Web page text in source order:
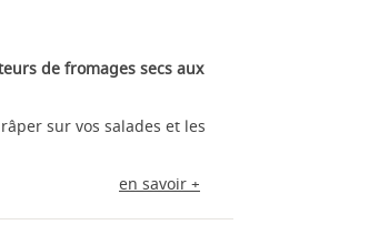
de fromages secs aux
sur vos salades et les
en savoir +